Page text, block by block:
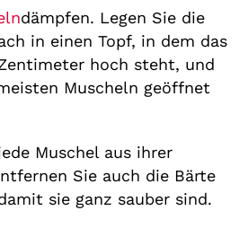
dämpfen. Legen Sie die
in einen Topf, in dem das
hoch steht, und
Muscheln geöffnet
Muschel aus ihrer
Sie auch die Bärte
sie ganz sauber sind.